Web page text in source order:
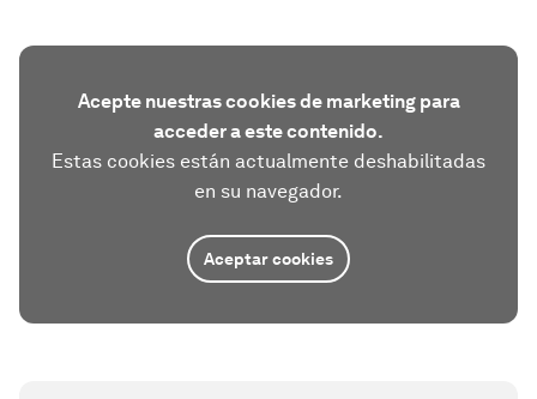
Acepte nuestras cookies de marketing para
acceder a este contenido.
Estas cookies están actualmente deshabilitadas
en su navegador.
Aceptar cookies